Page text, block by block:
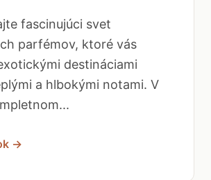
fascinujúci svet
parfémov, ktoré vás
destináciami
a hlbokými notami. V
→